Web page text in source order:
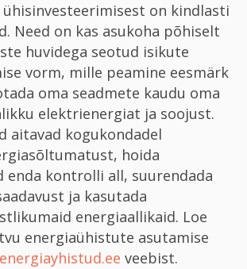
ühisinvesteerimisest on kindlasti
Need on kas asukoha põhiselt
huvidega seotud isikute
vorm, mille peamine eesmärk
oma seadmete kaudu oma
elektrienergiat ja soojust.
aitavad kogukondadel
hoida
enda kontrolli all, suurendada
ja kasutada
energiaallikaid. Loe
energiaühistute asutamise
energiayhistud.ee veebist.